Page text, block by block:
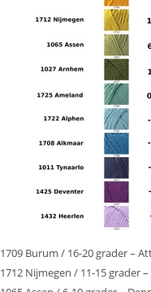
1709 Burum / 16-20 grader –
1712 Nijmegen / 11-15 grader